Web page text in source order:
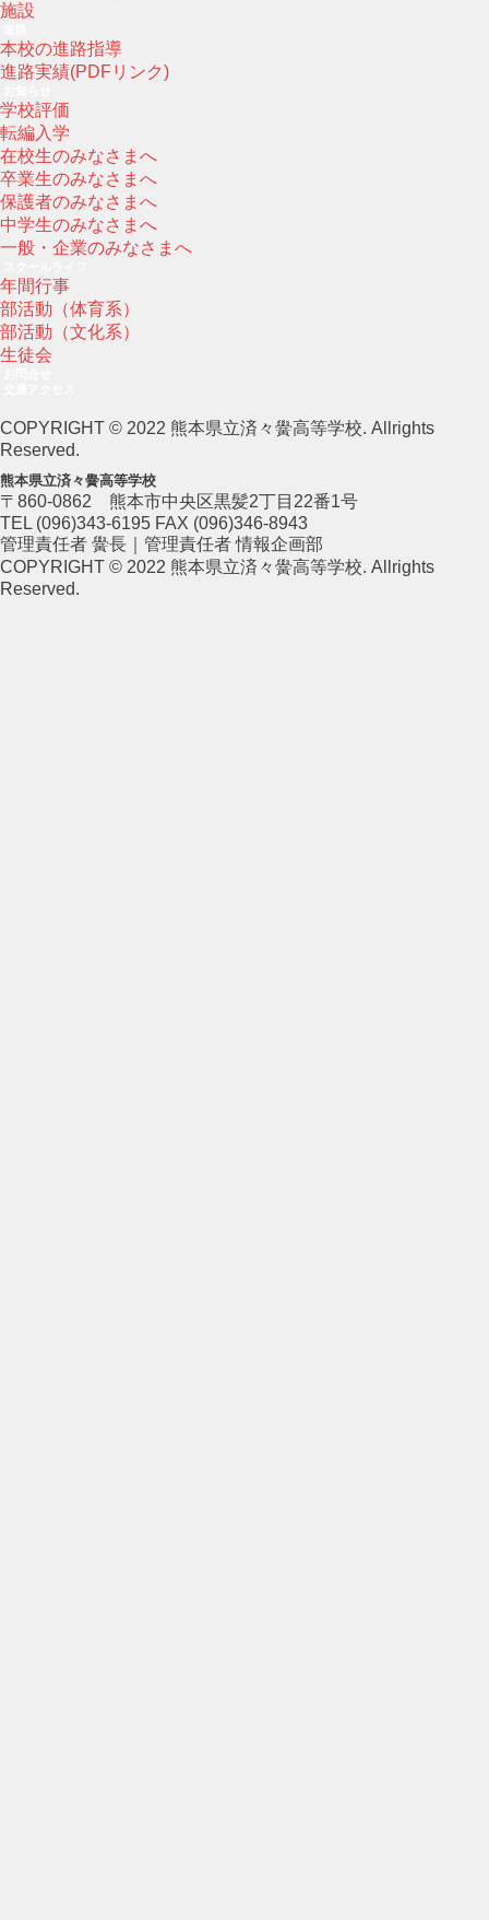
施設
本校の進路指導
進路実績(PDFリンク)
学校評価
転編入学
在校生のみなさまへ
卒業生のみなさまへ
保護者のみなさまへ
中学生のみなさまへ
一般・企業のみなさまへ
年間行事
部活動（体育系）
部活動（文化系）
生徒会
COPYRIGHT © 2022 熊本県立済々黌高等学校. Allrights
Reserved.
熊本県立済々黌高等学校
〒860-0862 熊本市中央区黒髪2丁目22番1号
TEL (096)343-6195 FAX (096)346-8943
管理責任者 黌長｜管理責任者 情報企画部
COPYRIGHT © 2022 熊本県立済々黌高等学校. Allrights
Reserved.